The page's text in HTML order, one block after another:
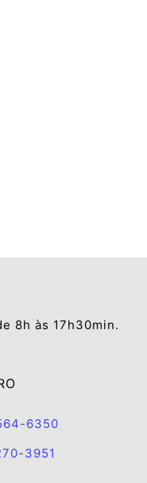
8h às 17h30min.
6350
3951